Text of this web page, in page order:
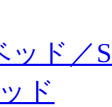
ッド／
ド